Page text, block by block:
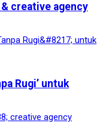
creative agency
Rugi’ untuk